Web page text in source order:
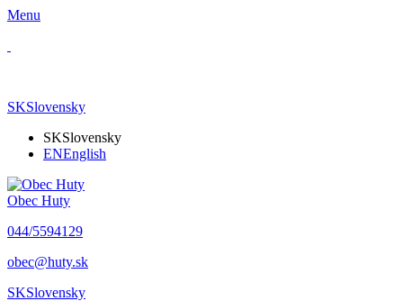
Menu
SKSlovensky
SKSlovensky
ENEnglish
Obec Huty
​044/5594129
​obec@huty.sk
SKSlovensky